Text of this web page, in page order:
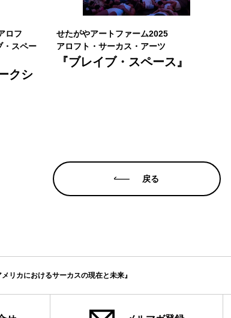
ロフ
・スペー
クシ
せたがやアートファーム2025
アロフト・サーカス・アーツ
『ブレイブ・スペース』
戻る
リカにおけるサーカスの現在と未来』